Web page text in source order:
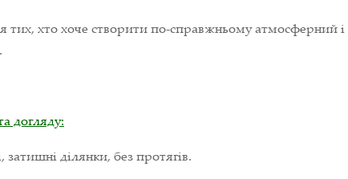
тих, хто хоче створити по-справжньому атмосферний
догляду:
затишні ділянки, без протягів.